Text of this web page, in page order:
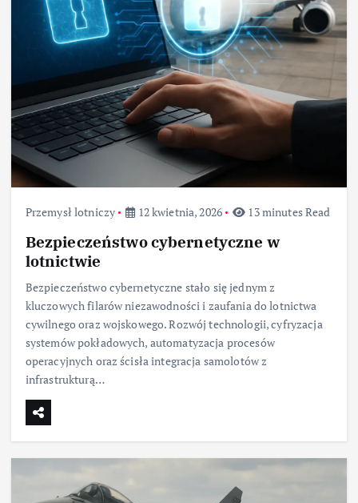
Przemysł lotniczy 12 kwietnia, 2026 13 minutes Read
Bezpieczeństwo cybernetyczne w
lotnictwie
Bezpieczeństwo cybernetyczne stało się jednym z
kluczowych filarów niezawodności i zaufania do lotnictwa
cywilnego oraz wojskowego. Rozwój technologii, cyfryzacja
systemów pokładowych, automatyzacja procesów
operacyjnych oraz ścisła integracja samolotów z
infrastrukturą…